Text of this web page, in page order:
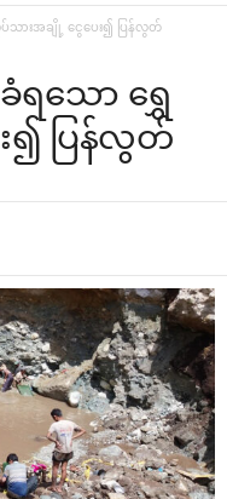
ားအချို့ ငွေပေး၍ ပြန်လွတ်
သော ရွှေ
၍ ပြန်လွတ်